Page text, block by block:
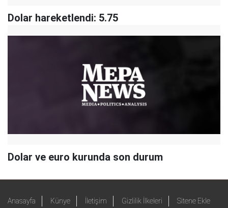
Dolar hareketlendi: 5.75
Dolar ve euro kurunda son durum
Anasayfa Künye İletişim Gizlilik İlkeleri Sitene Ekle